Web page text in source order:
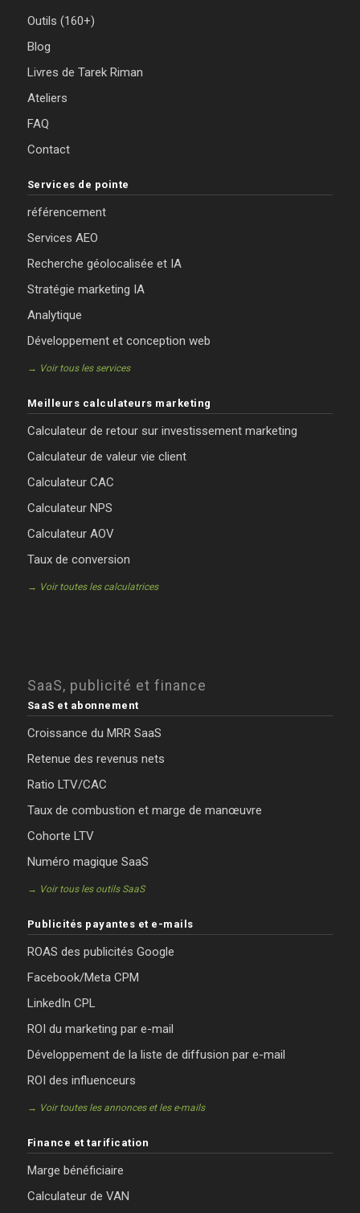
Outils (160+)
Blog
Livres de Tarek Riman
Ateliers
FAQ
Contact
Services de pointe
référencement
Services AEO
Recherche géolocalisée et IA
Stratégie marketing IA
Analytique
Développement et conception web
→ Voir tous les services
Meilleurs calculateurs marketing
Calculateur de retour sur investissement marketing
Calculateur de valeur vie client
Calculateur CAC
Calculateur NPS
Calculateur AOV
Taux de conversion
→ Voir toutes les calculatrices
SaaS, publicité et finance
SaaS et abonnement
Croissance du MRR SaaS
Retenue des revenus nets
Ratio LTV/CAC
Taux de combustion et marge de manœuvre
Cohorte LTV
Numéro magique SaaS
→ Voir tous les outils SaaS
Publicités payantes et e-mails
ROAS des publicités Google
Facebook/Meta CPM
LinkedIn CPL
ROI du marketing par e-mail
Développement de la liste de diffusion par e-mail
ROI des influenceurs
→ Voir toutes les annonces et les e-mails
Finance et tarification
Marge bénéficiaire
Calculateur de VAN